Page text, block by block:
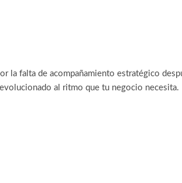
la falta de acompañamiento estratégico
al ritmo que tu negocio necesita.